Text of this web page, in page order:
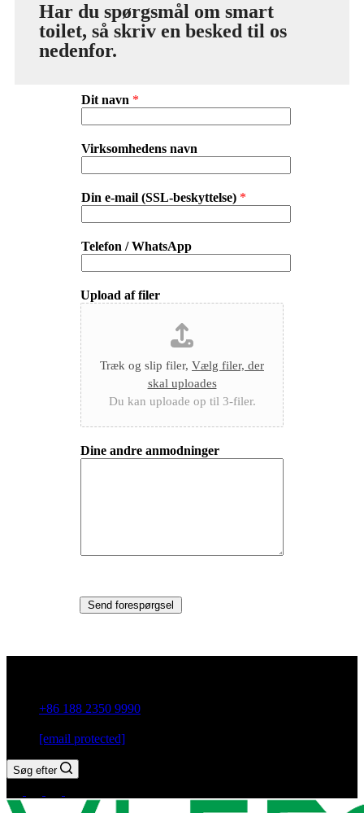
Har du spørgsmål om smart
toilet, så skriv en besked til os
nedenfor.
Dit navn *
Virksomhedens navn
Din e-mail (SSL-beskyttelse) *
Telefon / WhatsApp
Upload af filer
Træk og slip filer, Vælg filer, der
skal uploades
Du kan uploade op til 3-filer.
Dine andre anmodninger
Send forespørgsel
+86 188 2350 9990
[email protected]
Søg efter